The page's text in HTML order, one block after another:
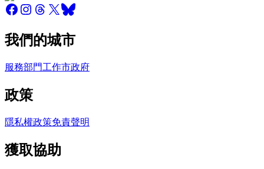
我們的城市
服務部門工作市政府
政策
隱私權政策免責聲明
獲取協助